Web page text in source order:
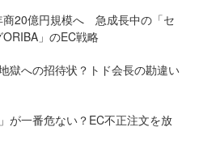
商20億円規模へ 急成長中の「セ
」のEC戦略
獄への招待状？トド会長の勘違い
が一番危ない？EC不正注文を放